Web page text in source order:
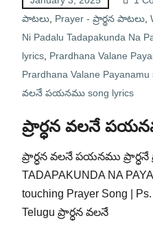
పాటలు, Prayer - ప్రార్థన పాటలు,
Ni Padalu Tadapakunda Na
lyrics, Prardhana Valane
Prardhana Valane
వలనే పయనము song lyrics
ప్రార్ధన వలనే
ప్రార్ధన వలనే పయనము ప్రార్ధనే
TADAPAKUNDA NA
touching Prayer Song |
Telugu ప్రార్ధన వలనే